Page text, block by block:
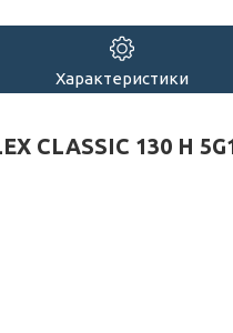
Характеристики
CLASSIC 130 H